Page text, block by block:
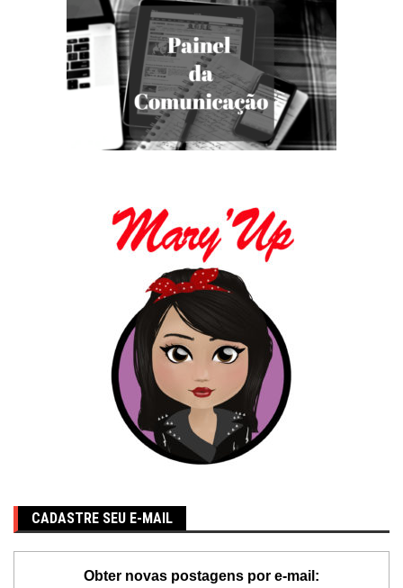
CADASTRE SEU E-MAIL
Obter novas postagens por e-mail: